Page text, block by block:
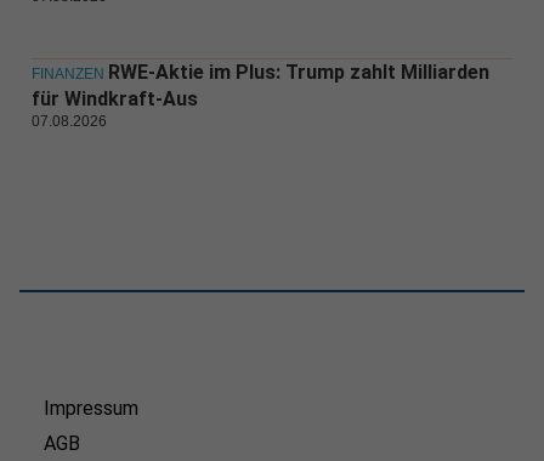
FINANZEN RWE-Aktie im Plus: Trump zahlt Milliarden
für Windkraft-Aus
07.08.2026
Impressum
AGB